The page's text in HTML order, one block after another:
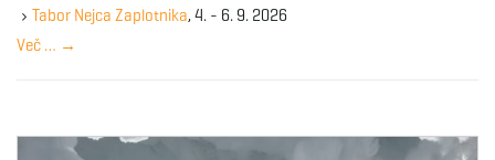
y
w
r
Tabor Nejca Zaplotnika, 4. - 6. 9. 2026
Več … →